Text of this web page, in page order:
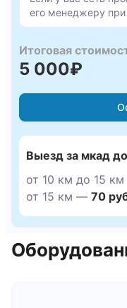
его менеджеру при
Итоговая
5 000₽
Выезд за мкад
от 10 км до 15
от 15 км — 70